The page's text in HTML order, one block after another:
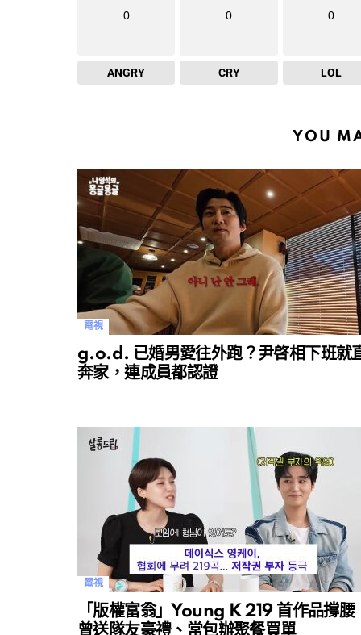
0
ANGRY
0
CRY
0
LOL
YOU
電視
g.o.d. 已婚男愛往外跑？尹啓相下班就
奔家，連成員都認證
電視
「版權富翁」Young K 219 首作品撐腰
曾送隊友豪禮、常包辦聚餐買單